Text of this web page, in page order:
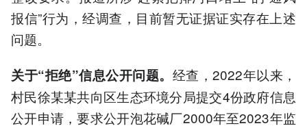
报信”行为，经调查，目前暂无证据证实存在上述
问题。
关于“拒绝”信息公开问题。 经查，2022年以来，
村民徐某某共向区生态环境分局提交4份政府信息
公开申请，要求公开泡花碱厂2000年至2023年监